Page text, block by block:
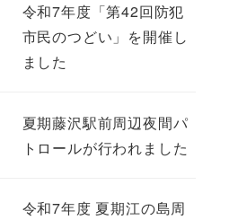
令和7年度「第42回防犯
市民のつどい」を開催し
ました
夏期藤沢駅前周辺夜間パ
トロールが行われました
令和7年度 夏期江の島周